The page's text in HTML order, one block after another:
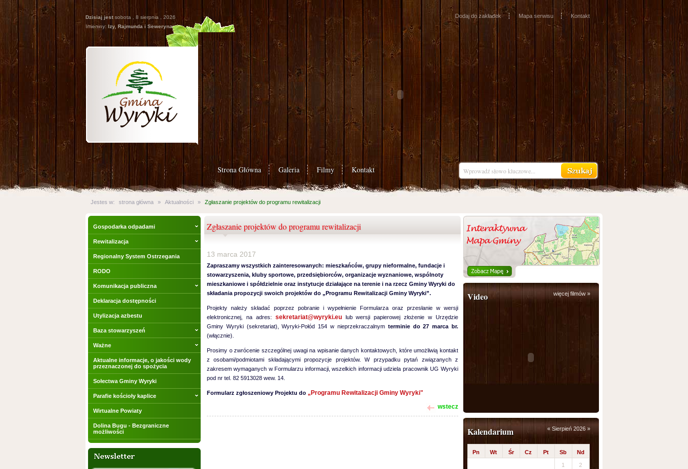
Dzisiaj jest sobota , 8 sierpnia , 2026
Imieniny: Izy, Rajmunda i Seweryna
Dodaj do zakładek Mapa serwisu Kontakt
Strona Główna Galeria Filmy Kontakt
Jestes w: strona główna » Aktualności » Zgłaszanie projektów do programu rewitalizacji
Gospodarka odpadami
Rewitalizacja
Regionalny System Ostrzegania
RODO
Komunikacja publiczna
Deklaracja dostępności
Utylizacja azbestu
Baza stowarzyszeń
Ważne
Aktualne informacje, o jakości wody
przeznaczonej do spożycia
Sołectwa Gminy Wyryki
Parafie kościoły kaplice
Wirtualne Powiaty
Dolina Bugu - Bezgraniczne
możliwości
Zgłaszanie projektów do programu rewitalizacji
13 marca 2017
Zapraszamy wszystkich zainteresowanych: mieszkańców, grupy nieformalne, fundacje i
stowarzyszenia, kluby sportowe, przedsiębiorców, organizacje wyznaniowe, wspólnoty
mieszkaniowe i spółdzielnie oraz instytucje działające na terenie i na rzecz Gminy Wyryki do
składania propozycji swoich projektów do „Programu Rewitalizacji Gminy Wyryki”.
Projekty należy składać poprzez pobranie i wypełnienie Formularza oraz przesłanie w wersji
elektronicznej, na adres: sekretariat@wyryki.eulub wersji papierowej złożenie w Urzędzie
Gminy Wyryki (sekretariat), Wyryki-Połód 154 w nieprzekraczalnym terminie do 27 marca br.
(włącznie).
Prosimy o zwrócenie szczególnej uwagi na wpisanie danych kontaktowych, które umożliwią kontakt
z osobami/podmiotami składającymi propozycje projektów. W przypadku pytań związanych z
zakresem wymaganych w Formularzu informacji, wszelkich informacji udziela pracownik UG Wyryki
pod nr tel. 82 5913028 wew. 14.
Formularz zgłoszeniowy Projektu do „Programu Rewitalizacji Gminy Wyryki"
wstecz
Video więcej filmów »
Kalendarium «Sierpień 2026 »
Pn Wt Śr Cz Pt Sb Nd
1 2